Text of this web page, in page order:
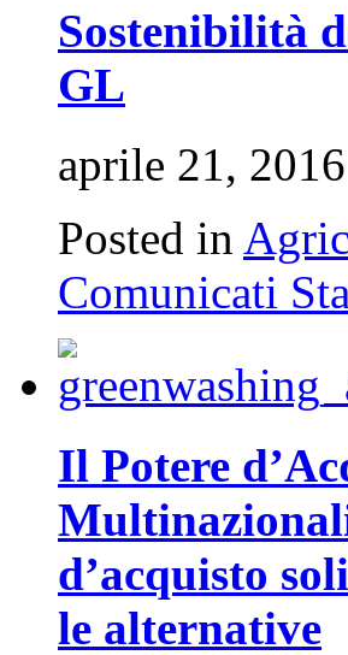
Sostenibilità
GL
aprile 21, 2016
Posted in
Comunicati
Il Potere
d’acquisto
le alternative